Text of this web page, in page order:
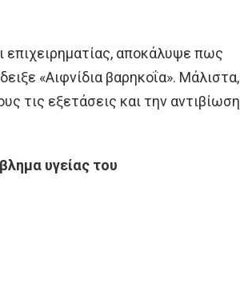
επιχειρηματίας, αποκάλυψε πως
«Αιφνίδια βαρηκοΐα». Μάλιστα,
τις εξετάσεις και την αντιβίωση
υγείας του